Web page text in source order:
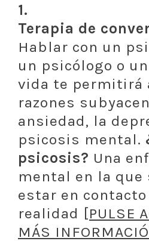
1.
Terapia de
Hablar con un
un psicólogo o
vida te permitirá
razones
ansiedad, la
psicosis mental.
psicosis? Una
mental en la que
estar en contacto
realidad [PULSE
MÁS